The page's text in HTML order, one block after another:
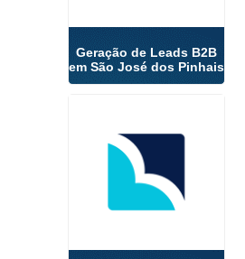
Geração de Leads B2B
em São José dos Pinhais